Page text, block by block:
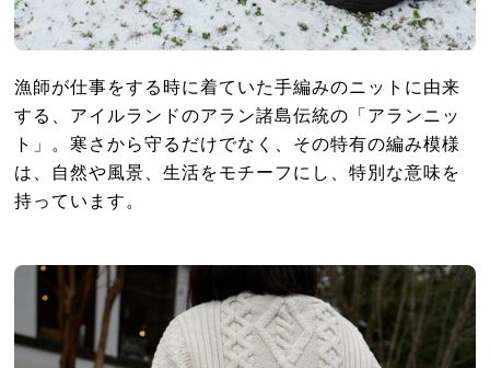
漁師が仕事をする時に着ていた手編みのニットに由来
する、アイルランドのアラン諸島伝統の「アランニッ
ト」。寒さから守るだけでなく、その特有の編み模様
は、自然や風景、生活をモチーフにし、特別な意味を
持っています。